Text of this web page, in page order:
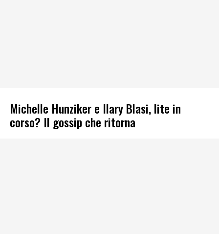
Michelle Hunziker e Ilary Blasi, lite in
corso? Il gossip che ritorna